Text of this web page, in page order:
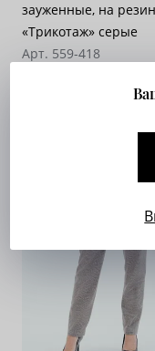
зауженные, на
«Трикотаж» серые
Арт. 559-418